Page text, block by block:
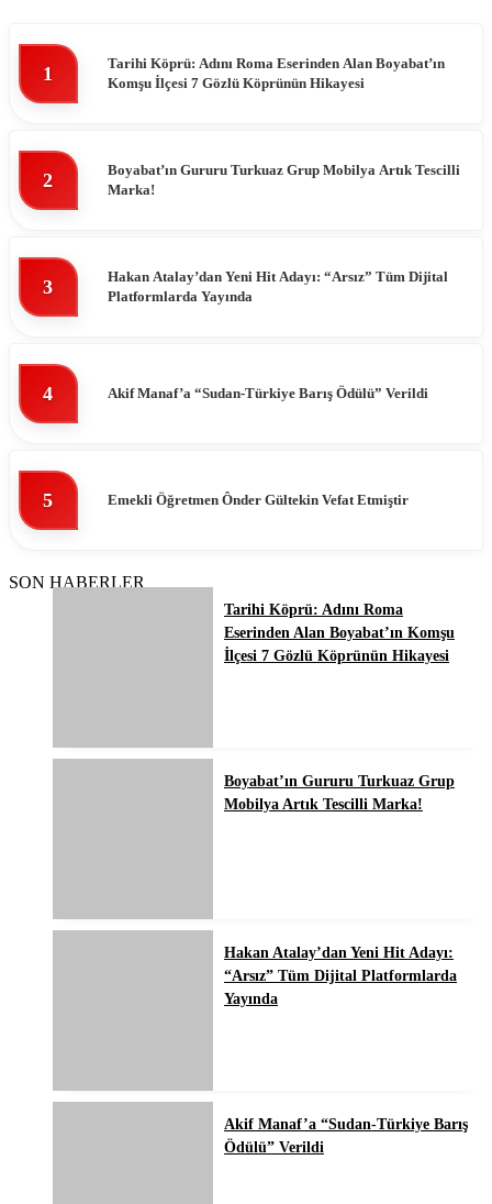
1
Tarihi Köprü: Adını Roma Eserinden Alan Boyabat’ın
Komşu İlçesi 7 Gözlü Köprünün Hikayesi
2
Boyabat’ın Gururu Turkuaz Grup Mobilya Artık Tescilli
Marka!
3
Hakan Atalay’dan Yeni Hit Adayı: “Arsız” Tüm Dijital
Platformlarda Yayında
4 Akif Manaf’a “Sudan-Türkiye Barış Ödülü” Verildi
5 Emekli Öğretmen Ônder Gültekin Vefat Etmiştir
SON HABERLER
Tarihi Köprü: Adını Roma
Eserinden Alan Boyabat’ın Komşu
İlçesi 7 Gözlü Köprünün Hikayesi
Boyabat’ın Gururu Turkuaz Grup
Mobilya Artık Tescilli Marka!
Hakan Atalay’dan Yeni Hit Adayı:
“Arsız” Tüm Dijital Platformlarda
Yayında
Akif Manaf’a “Sudan-Türkiye Barış
Ödülü” Verildi